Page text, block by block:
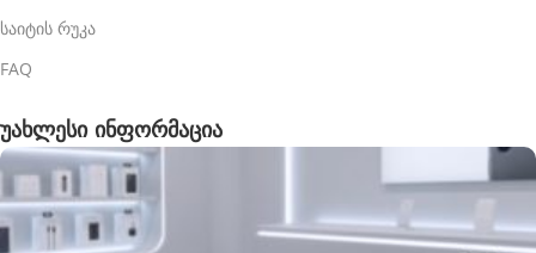
საიტის რუკა
FAQ
უახლესი ინფორმაცია